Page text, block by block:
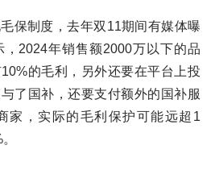
保制度，去年双11期间有媒体曝
2024年销售额2000万以下的品
的毛利，另外还要在平台上投
了国补，还要支付额外的国补服
家，实际的毛利保护可能远超1